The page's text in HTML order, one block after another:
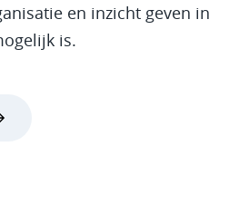
en inzicht geven in
is.